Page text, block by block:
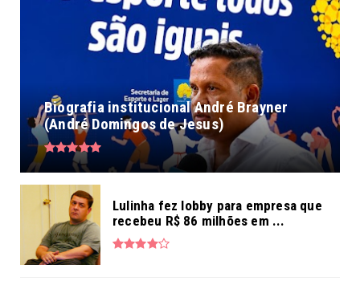
Biografia institucional André Brayner
(André Domingos de Jesus)
Lulinha fez lobby para empresa que
recebeu R$ 86 milhões em ...